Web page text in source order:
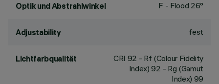
Optik und Abstrahlwinkel F - Flood 26°
Adjustability fest
Lichtfarbqualität CRI 92 - Rf (Colour Fidelity
Index) 92 - Rg (Gamut
Index) 99